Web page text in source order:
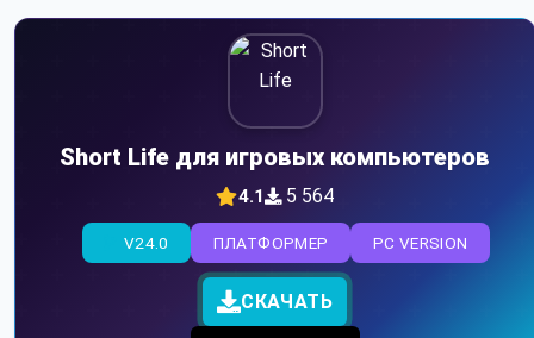
Приложения
Short Life для игровых компьютеров
4.1 5 564
PC VERSION
ПЛАТФОРМЕР
V24.0
СКАЧАТЬ